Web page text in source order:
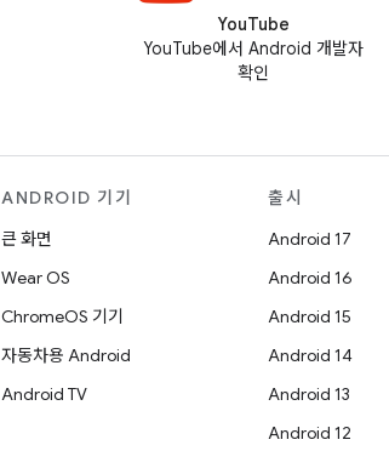
YouTube
YouTube에서 Android 개발자
확인
ANDROID 기기
큰 화면
Wear OS
ChromeOS 기기
자동차용 Android
Android TV
출시
Android 17
Android 16
Android 15
Android 14
Android 13
Android 12